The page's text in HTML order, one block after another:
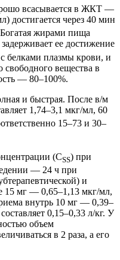
всасывается в ЖКТ —
достигается через 40 мин
жирами пища
ее достижение
с белками плазмы крови, и
вещества в
— 80–100%.
и быстрая. После в/м
1,74–3,1 мкг/мл, 60
15–73 и 30–
(CSS) при
— 24 ч при
и
15 мг — 0,65–1,13 мкг/мл,
внутрь 10 мг — 0,39–
0,15–0,33 л/кг. У
объем
в 2 раза, а его